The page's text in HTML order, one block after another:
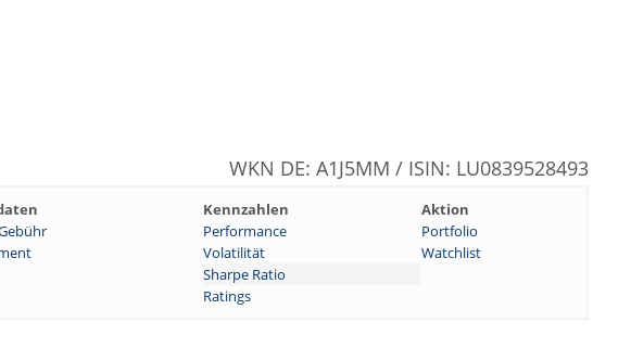
WKN DE: A1J5MM / ISIN: LU0839528493
Kennzahlen
Aktion
Performance
Portfolio
Volatilität
Watchlist
Sharpe Ratio
Ratings